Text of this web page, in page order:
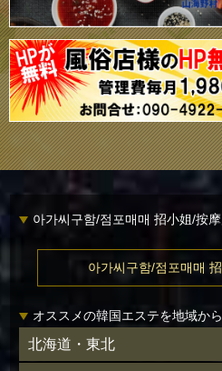
아가씨구함/점포매매 招小姐/按
아가씨구함/점포매매
オススメの韓国エステを地域か
北海道・東北